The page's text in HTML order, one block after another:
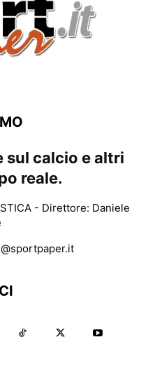
sul calcio e altri
reale.
- Direttore: Daniele